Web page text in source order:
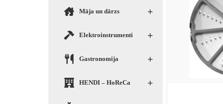
+
Māja un dārzs
+
Elektroinstrumenti
+
Gastronomija
+
HENDI – HoReCa